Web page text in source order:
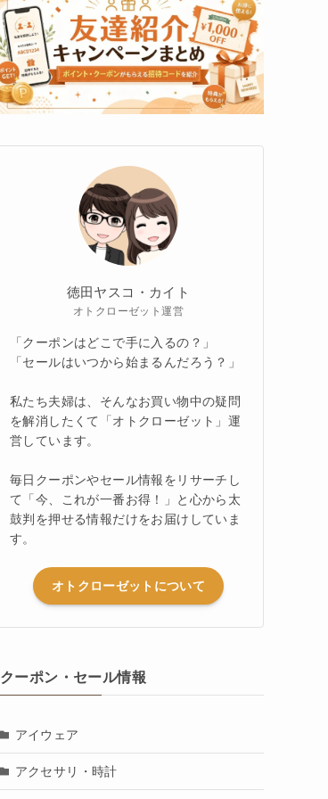
徳田ヤスコ・カイト
オトクローゼット運営
「クーポンはどこで手に入るの？」
「セールはいつから始まるんだろう？」
私たち夫婦は、そんなお買い物中の疑問
を解消したくて「オトクローゼット」運
営しています。
毎日クーポンやセール情報をリサーチし
て「今、これが一番お得！」と心から太
鼓判を押せる情報だけをお届けしていま
す。
オトクローゼットについて
クーポン・セール情報
アイウェア
アクセサリ・時計